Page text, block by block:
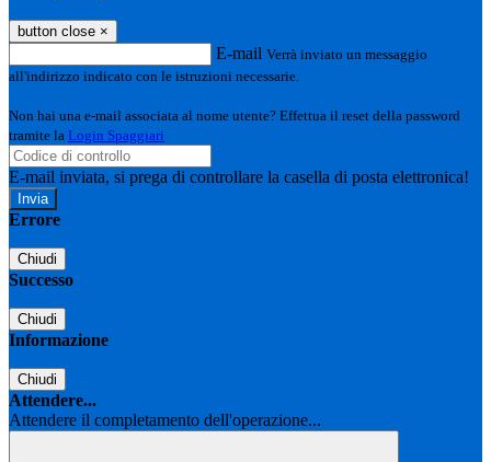
button close ×
E-mail Verrà inviato un messaggio
all'indirizzo indicato con le istruzioni necessarie.
Non hai una e-mail associata al nome utente? Effettua il reset della password
tramite la Login Spaggiari
E-mail inviata, si prega di controllare la casella di posta elettronica!
Errore
Chiudi
Successo
Chiudi
Informazione
Chiudi
Attendere...
Attendere il completamento dell'operazione...